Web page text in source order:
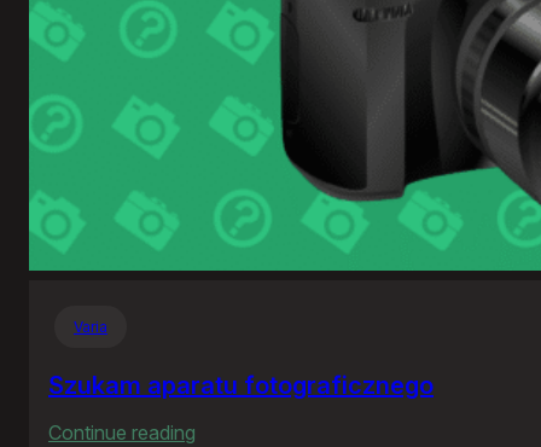
Varia
Szukam aparatu fotograficznego
Continue reading